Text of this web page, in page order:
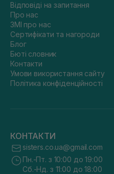
Відповіді на запитання
Про нас
ЗМІ про нас
Сертифікати та нагороди
Блог
Бюті словник
Контакти
Умови використання сайту
Політика конфіденційності
КОНТАКТИ
sisters.co.ua@gmail.com
Пн.-Пт. з 10:00 до 19:00
Сб.-Нд. з 11:00 до 18:00